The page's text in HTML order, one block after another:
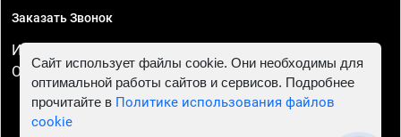
Заказать Звонок
ИП Смирнов Георгий Павлович. ИНН 781302555843,
ОГРНИП 324470400032610
Сайт использует файлы cookie. Они необходимы для
оптимальной работы сайтов и сервисов. Подробнее
прочитайте в Политике использования файлов
cookie